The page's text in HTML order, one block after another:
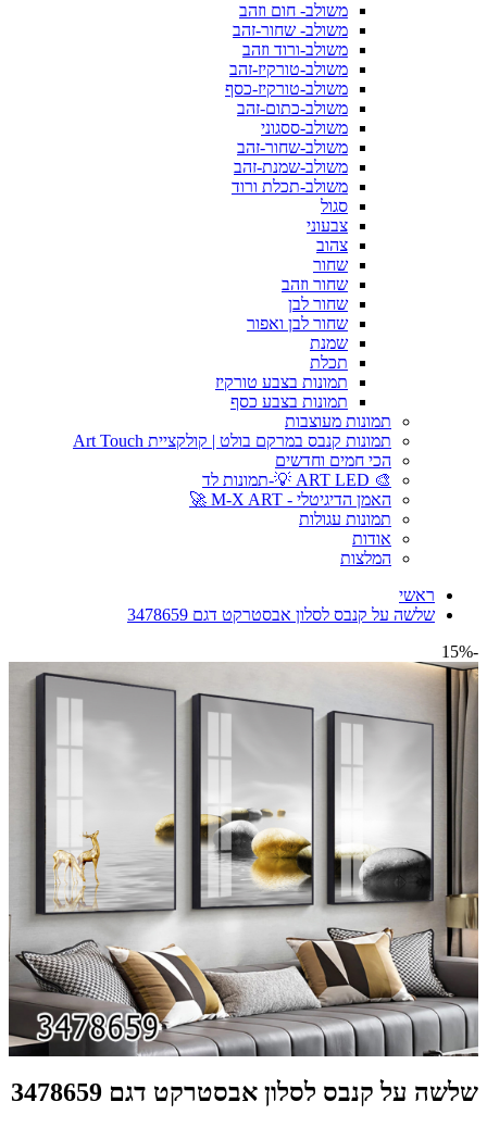
משולב- חום וזהב
משולב- שחור-זהב
משולב-ורוד וזהב
משולב-טורקיז-זהב
משולב-טורקיז-כסף
משולב-כתום-זהב
משולב-ססגוני
משולב-שחור-זהב
משולב-שמנת-זהב
משולב-תכלת ורוד
סגול
צבעוני
צהוב
שחור
שחור וזהב
שחור לבן
שחור לבן ואפור
שמנת
תכלת
תמונות בצבע טורקיז
תמונות בצבע כסף
תמונות מעוצבות
תמונות קנבס במרקם בולט | קולקציית Art Touch
הכי חמים וחדשים
🎨 ART LED 💡-תמונות לד
האמן הדיגיטלי - M-X ART 🚀
תמונות עגולות
אודות
המלצות
ראשי
שלשה על קנבס לסלון אבסטרקט דגם 3478659
-15%
שלשה על קנבס לסלון אבסטרקט דגם 3478659